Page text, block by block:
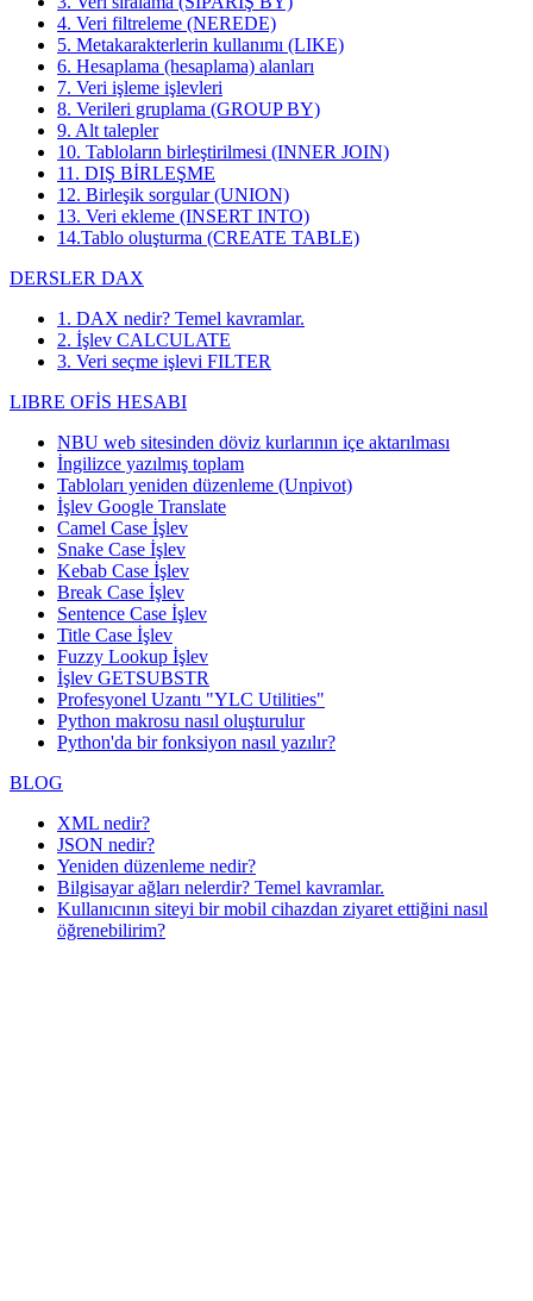
4. Veri filtreleme (NEREDE)
5. Metakarakterlerin kullanımı (LIKE)
6. Hesaplama (hesaplama) alanları
7. Veri işleme işlevleri
8. Verileri gruplama (GROUP BY)
9. Alt talepler
10. Tabloların birleştirilmesi (INNER JOIN)
11. DIŞ BİRLEŞME
12. Birleşik sorgular (UNION)
13. Veri ekleme (INSERT INTO)
14.Tablo oluşturma (CREATE TABLE)
DERSLER DAX
1. DAX nedir? Temel kavramlar.
2. İşlev CALCULATE
3. Veri seçme işlevi FILTER
LIBRE OFİS HESABI
NBU web sitesinden döviz kurlarının içe aktarılması
İngilizce yazılmış toplam
Tabloları yeniden düzenleme (Unpivot)
İşlev Google Translate
Camel Case İşlev
Snake Case İşlev
Kebab Case İşlev
Break Case İşlev
Sentence Case İşlev
Title Case İşlev
Fuzzy Lookup İşlev
İşlev GETSUBSTR
Profesyonel Uzantı "YLC Utilities"
Python makrosu nasıl oluşturulur
Python'da bir fonksiyon nasıl yazılır?
BLOG
XML nedir?
JSON nedir?
Yeniden düzenleme nedir?
Bilgisayar ağları nelerdir? Temel kavramlar.
Kullanıcının siteyi bir mobil cihazdan ziyaret ettiğini nasıl
öğrenebilirim?